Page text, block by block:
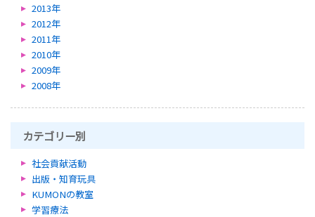
2013年
2012年
2011年
2010年
2009年
2008年
カテゴリー別
社会貢献活動
出版・知育玩具
KUMONの教室
学習療法